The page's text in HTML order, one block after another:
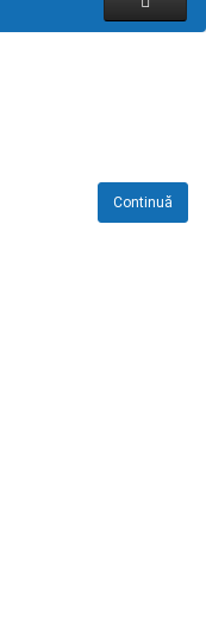
Continuă